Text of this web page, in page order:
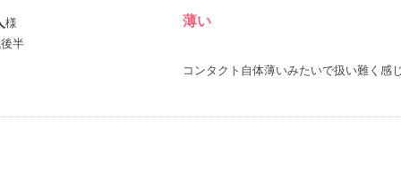
様
半
薄い
コンタクト自体薄いみたいで扱い難く感